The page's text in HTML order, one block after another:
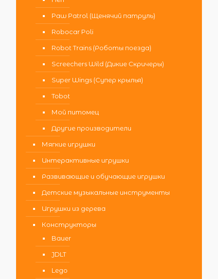
Paw Patrol (Щенячий патруль)
Robocar Poli
Robot Trains (Роботы поезда)
Screechers Wild (Дикие Скричеры)
Super Wings (Супер крылья)
Tobot
Мой питомец
Другие производители
Мягкие игрушки
Интерактивные игрушки
Развивающие и обучающие игрушки
Детские музыкальные инструменты
Игрушки из дерева
Конструкторы
Bauer
JDLT
Lego